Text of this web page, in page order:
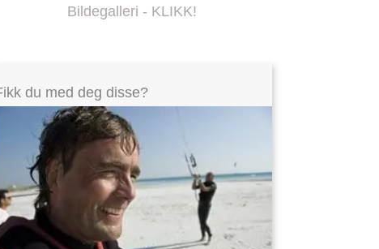
Bildegalleri - KLIKK!
du med deg disse?